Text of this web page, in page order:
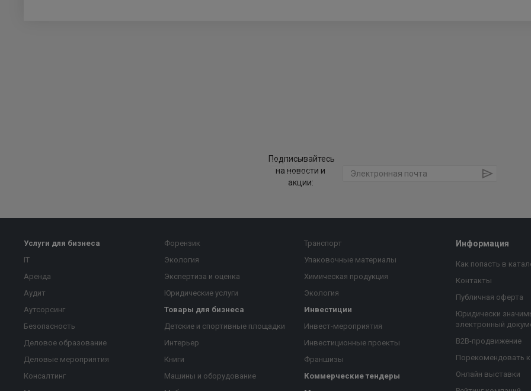
Подписывайтесь
на новости и
акции:
Услуги для бизнеса
IT
Аренда
Аудит
Аутсорсинг
Безопасность
Деловое образование
Деловые мероприятия
Консалтинг
Форензик
Экология
Экспертиза и оценка
Юридические услуги
Товары для бизнеса
Детские и спортивные площадки
Интерьер
Книги
Машины и оборудование
Транспорт
Упаковочные материалы
Химическая продукция
Экология
Инвестиции
Инвест-мероприятия
Инвестиционные проекты
Франшизы
Коммерческие тендеры
Информация
Как попасть в
Контакты
Публичная оферта
Юридически
электронный
B2B-продвижение
Порекомендовать
Онлайн выставки